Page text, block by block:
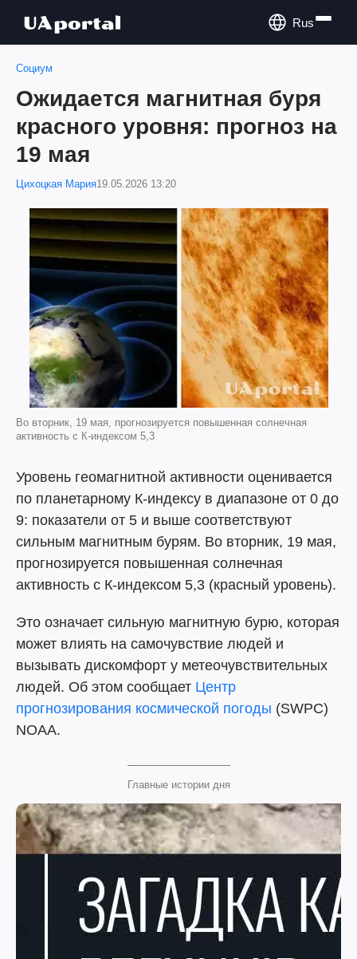
Rus
Социум
Ожидается магнитная буря
красного уровня: прогноз на
19 мая
Цихоцкая Мария19.05.2026 13:20
Во вторник, 19 мая, прогнозируется повышенная солнечная
активность с К-индексом 5,3
Уровень геомагнитной активности оценивается
по планетарному К-индексу в диапазоне от 0 до
9: показатели от 5 и выше соответствуют
сильным магнитным бурям. Во вторник, 19 мая,
прогнозируется повышенная солнечная
активность с К-индексом 5,3 (красный уровень).
Это означает сильную магнитную бурю, которая
может влиять на самочувствие людей и
вызывать дискомфорт у метеочувствительных
людей. Об этом сообщает Центр
прогнозирования космической погоды (SWPC)
NOAA.
Главные истории дня